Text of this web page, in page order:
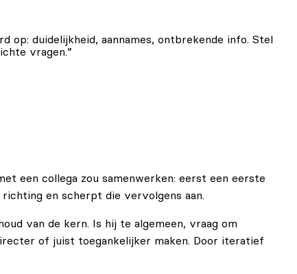
op: duidelijkheid, aannames, ontbrekende info. Stel
vragen.”
een collega zou samenwerken: eerst een eerste
en scherpt die vervolgens aan.
van de kern. Is hij te algemeen, vraag om
of juist toegankelijker maken. Door iteratief